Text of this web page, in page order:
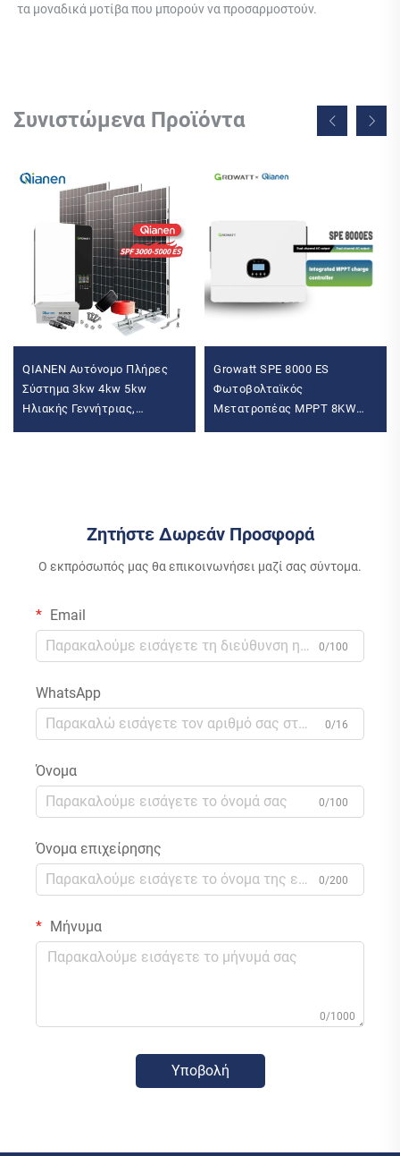
τα μοναδικά μοτίβα που μπορούν να προσαρμοστούν.
Συνιστώμενα Προϊόντα
QIANEN Αυτόνομο Πλήρες
Σύστημα 3kw 4kw 5kw
Ηλιακής Γεννήτριας,
Growatt SPE 8000 ES
Φωτοβολταϊκός
Μετατροπέας MPPT 8KW
Ζητήστε Δωρεάν Προσφορά
Ο εκπρόσωπός μας θα επικοινωνήσει μαζί σας σύντομα.
Email
0/100
WhatsApp
0/16
Όνομα
0/100
Όνομα επιχείρησης
0/200
Μήνυμα
0/1000
Υποβολή